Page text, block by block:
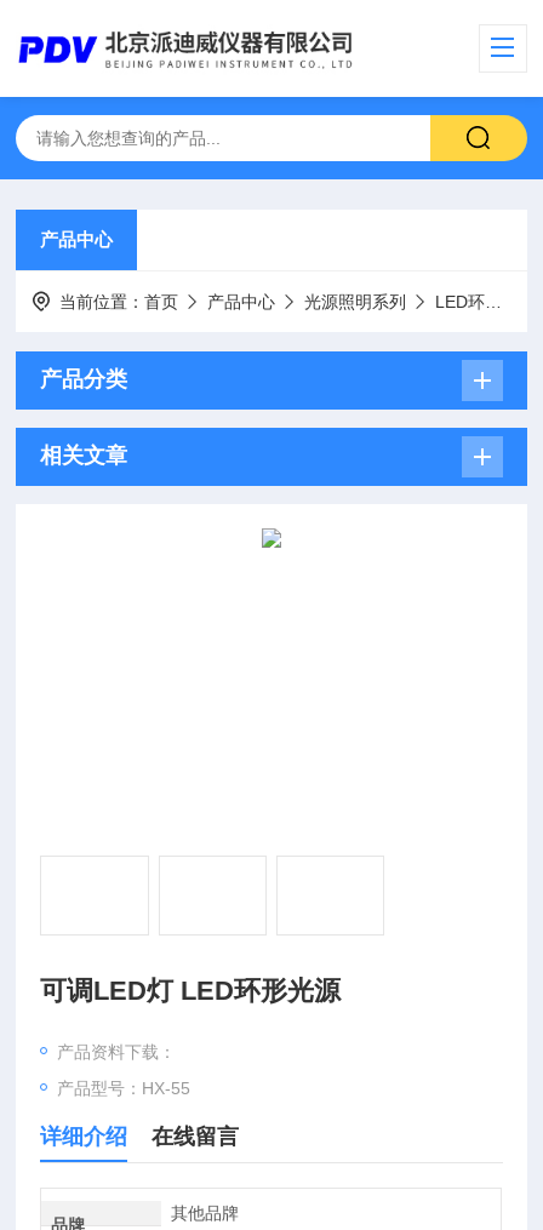
产品中心
当前位置：首页 产品中心 光源照明系列 LED环形光源、可调光源
产品分类
相关文章
可调LED灯 LED环形光源
产品资料下载：
产品型号：HX-55
详细介绍 在线留言
品牌
其他品牌